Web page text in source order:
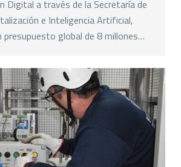
Digital a través de la Secretaría de
e Inteligencia Artificial,
presupuesto global de 8 millones…